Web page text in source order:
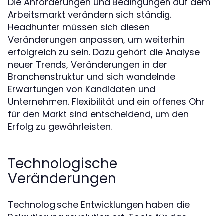
Arbeitsmarkt verändern sich ständig.
Headhunter müssen sich diesen
Veränderungen anpassen, um weiterhin
erfolgreich zu sein. Dazu gehört die Analyse
neuer Trends, Veränderungen in der
Branchenstruktur und sich wandelnde
Erwartungen von Kandidaten und
Unternehmen. Flexibilität und ein offenes Ohr
für den Markt sind entscheidend, um den
Erfolg zu gewährleisten.
Technologische
Veränderungen
Technologische Entwicklungen haben die